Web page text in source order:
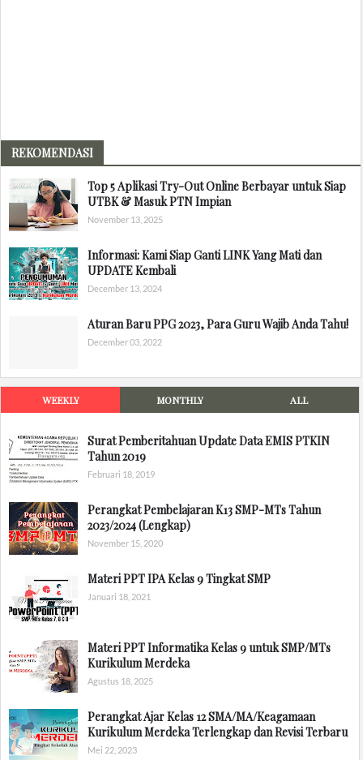
REKOMENDASI
Top 5 Aplikasi Try-Out Online Berbayar untuk Siap
UTBK & Masuk PTN Impian
November 13, 2025
Informasi: Kami Siap Ganti LINK Yang Mati dan
UPDATE Kembali
December 13, 2024
Aturan Baru PPG 2023, Para Guru Wajib Anda Tahu!
December 03, 2022
WEEKLY MONTHLY ALL
Surat Pemberitahuan Update Data EMIS PTKIN
Tahun 2019
Februari 18, 2019
Perangkat Pembelajaran K13 SMP-MTs Tahun
2023/2024 (Lengkap)
November 15, 2020
Materi PPT IPA Kelas 9 Tingkat SMP
Januari 18, 2021
Materi PPT Informatika Kelas 9 untuk SMP/MTs
Kurikulum Merdeka
Agustus 18, 2025
Perangkat Ajar Kelas 12 SMA/MA/Keagamaan
Kurikulum Merdeka Terlengkap dan Revisi Terbaru
Mei 22, 2023